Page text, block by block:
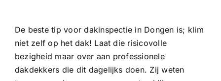
De beste tip voor dakinspectie in Dongen is; klim
niet zelf op het dak! Laat die risicovolle
bezigheid maar over aan professionele
dakdekkers die dit dagelijks doen. Zij weten